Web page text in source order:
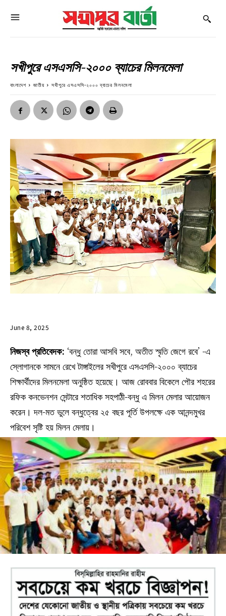
সখীপুরে এসএসসি-২০০০ ব্যাচের মিলনমেলা
বাংলাদেশ জাতীয় সখীপুরে এসএসসি-২০০০ ব্যাচের মিলনমেলা
June 8, 2025
নিজস্ব প্রতিবেদক: ‘বন্ধু তোরা আসবি সবে, অতীত স্মৃতি জেগে রবে’ -এ
স্লোগানকে সামনে রেখে টাঙ্গাইলের সখীপুরে এসএসসি-২০০০ ব্যাচের
শিক্ষার্থীদের মিলনমেলা অনুষ্ঠিত হয়েছে। আজ রোববার বিকেলে পৌর শহরের
রফিক কনভেনশন সেন্টারে শতাধিক সহপাঠী-বন্ধু এ মিলন মেলার আয়োজন
করেন। দল-মত ভুলে বন্ধুত্বের ২৫ বছর পূর্তি উপলক্ষে এক আনন্দমুখর
পরিবেশ সৃষ্টি হয় মিলন মেলায়।